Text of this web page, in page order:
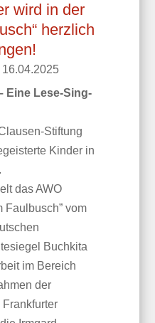
wird in der
herzlich
16.04.2025
Eine Lese-Sing-
Stiftung
Kinder in
das AWO
Faulbusch” vom
Buchkita
im Bereich
der